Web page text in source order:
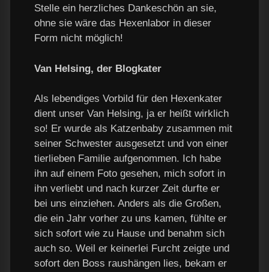
Stelle ein herzliches Dankeschön an sie,
ohne sie wäre das Hexenlabor in dieser
Form nicht möglich!
Van Helsing, der Blogkater
Als lebendiges Vorbild für den Hexenkater
dient unser Van Helsing, ja er heißt wirklich
so! Er wurde als Katzenbaby zusammen mit
seiner Schwester ausgesetzt und von einer
tierlieben Familie aufgenommen. Ich habe
ihn auf einem Foto gesehen, mich sofort in
ihn verliebt und nach kurzer Zeit durfte er
bei uns einziehen. Anders als die Großen,
die ein Jahr vorher zu uns kamen, fühlte er
sich sofort wie zu Hause und benahm sich
auch so. Weil er keinerlei Furcht zeigte und
sofort den Boss raushängen lies, bekam er